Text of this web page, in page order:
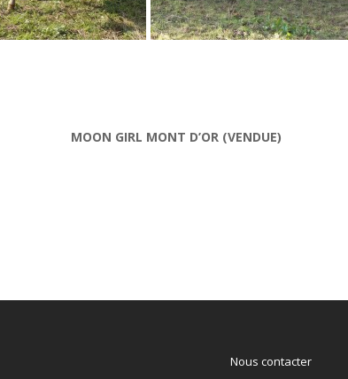
MOON GIRL MONT D’OR (VENDUE)
Nous contacter